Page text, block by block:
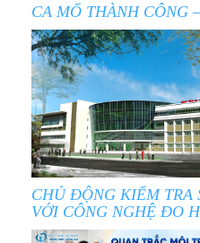
CA MỔ THÀNH CÔNG
CHỦ ĐỘNG KIỂM TRA
VỚI CÔNG NGHỆ ĐO